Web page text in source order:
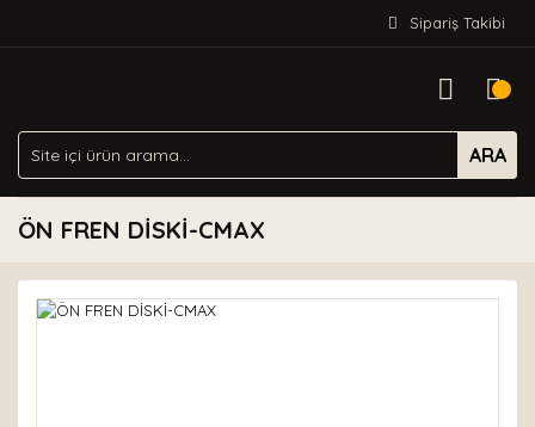
Sipariş Takibi
ARA
ÖN FREN DİSKİ-CMAX